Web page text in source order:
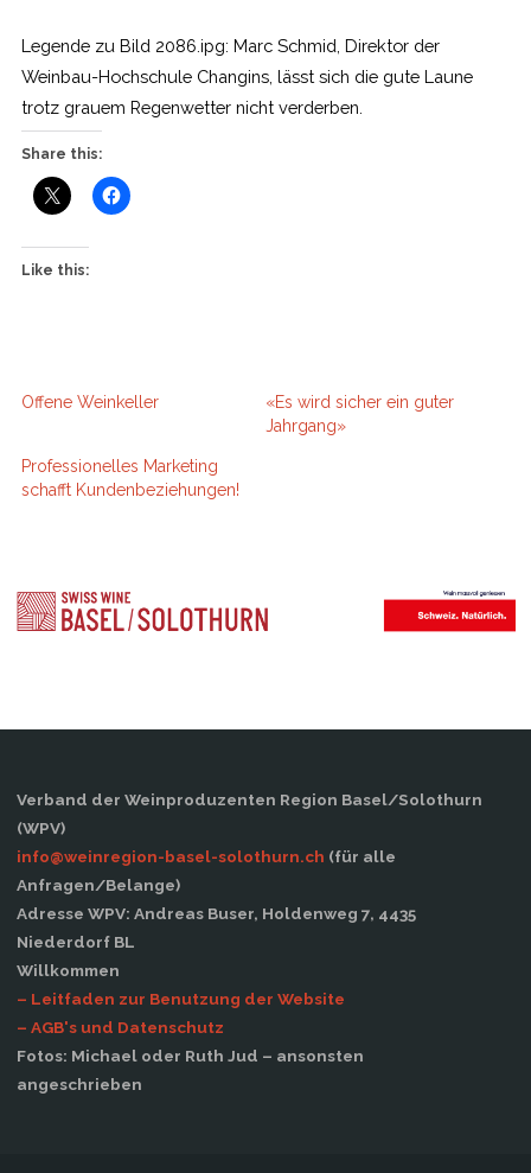
Legende zu Bild 2086.ipg: Marc Schmid, Direktor der
Weinbau-Hochschule Changins, lässt sich die gute Laune
trotz grauem Regenwetter nicht verderben.
Share this:
Like this:
Offene Weinkeller
«Es wird sicher ein guter
Jahrgang»
Professionelles Marketing
schafft Kundenbeziehungen!
Verband der Weinproduzenten Region Basel/Solothurn
(WPV)
info@weinregion-basel-solothurn.ch (für alle
Anfragen/Belange)
Adresse WPV: Andreas Buser, Holdenweg 7, 4435
Niederdorf BL
Willkommen
– Leitfaden zur Benutzung der Website
– AGB's und Datenschutz
Fotos: Michael oder Ruth Jud – ansonsten
angeschrieben